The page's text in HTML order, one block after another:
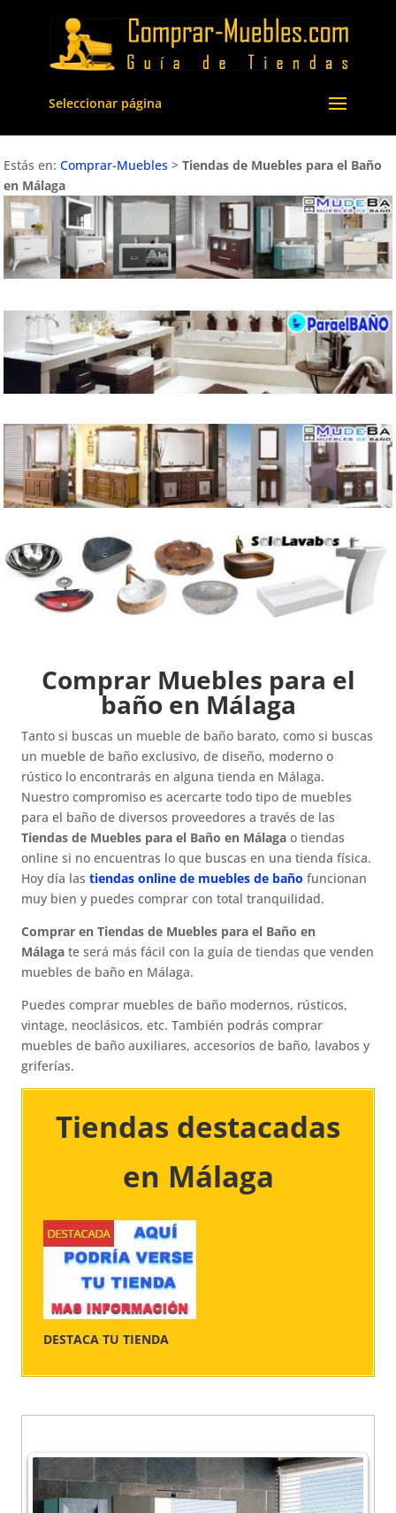
Seleccionar página
Estás en:Comprar-Muebles >Tiendas de Muebles para el Baño
en Málaga
Comprar Muebles para el
baño en Málaga
Tanto si buscas un mueble de baño barato, como si buscas
un mueble de baño exclusivo, de diseño, moderno o
rústico lo encontrarás en alguna tienda en Málaga.
Nuestro compromiso es acercarte todo tipo de muebles
para el baño de diversos proveedores a través de las
Tiendas de Muebles para el Baño en Málaga o tiendas
online si no encuentras lo que buscas en una tienda física.
Hoy día lastiendas online de muebles de baño funcionan
muy bien y puedes comprar con total tranquilidad.
Comprar en Tiendas de Muebles para el Baño en
Málaga te será más fácil con la guía de tiendas que venden
muebles de baño en Málaga.
Puedes comprar muebles de baño modernos, rústicos,
vintage, neoclásicos, etc. También podrás comprar
muebles de baño auxiliares, accesorios de baño, lavabos y
griferías.
Tiendas destacadas
en Málaga​​​​​​​